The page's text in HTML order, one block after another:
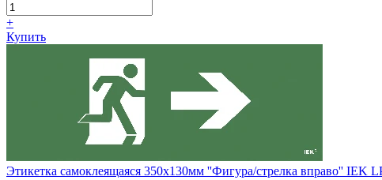
+
Купить
Этикетка самоклеящаяся 350х130мм ''Фигура/стрелка вправо'' IEK